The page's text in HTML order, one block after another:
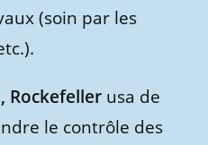
(soin par les
Rockefeller usa de
le contrôle des